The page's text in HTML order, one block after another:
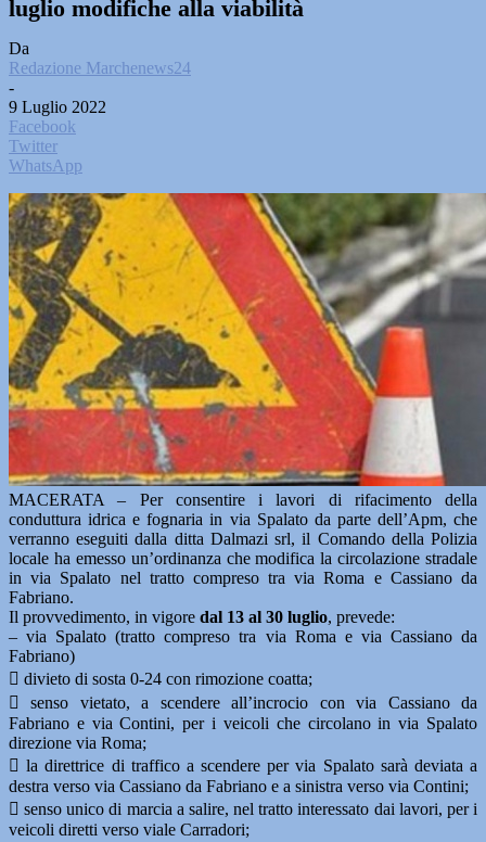
luglio modifiche alla viabilità
Da
Redazione Marchenews24
-
9 Luglio 2022
Facebook
Twitter
WhatsApp
MACERATA – Per consentire i lavori di rifacimento della
conduttura idrica e fognaria in via Spalato da parte dell’Apm, che
verranno eseguiti dalla ditta Dalmazi srl, il Comando della Polizia
locale ha emesso un’ordinanza che modifica la circolazione stradale
in via Spalato nel tratto compreso tra via Roma e Cassiano da
Fabriano.
Il provvedimento, in vigore dal 13 al 30 luglio, prevede:
– via Spalato (tratto compreso tra via Roma e via Cassiano da
Fabriano)
 divieto di sosta 0-24 con rimozione coatta;
 senso vietato, a scendere all’incrocio con via Cassiano da
Fabriano e via Contini, per i veicoli che circolano in via Spalato
direzione via Roma;
 la direttrice di traffico a scendere per via Spalato sarà deviata a
destra verso via Cassiano da Fabriano e a sinistra verso via Contini;
 senso unico di marcia a salire, nel tratto interessato dai lavori, per i
veicoli diretti verso viale Carradori;